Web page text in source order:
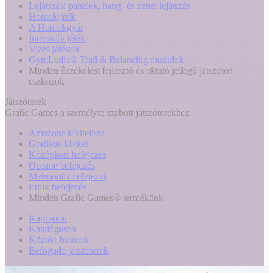
Lejátszási panelek, hang- és zenei lejátszás
Homokjáték
A Homokgyár
Interaktív játék
Vizes játékok
GymLudic® Trail & Balancing modulok
Minden Érzékelést fejlesztő és oktató jellegű játszótéri
eszközök
Játszóterek
Grafic Games a személyre szabott játszóterekhez
Amazone kivitelben
Grafikus kivitel
Középkori befejezés
Oceane befejezés
Metropolis befejezni
Etnik befejezés
Minden Grafic Games® termékünk
Kapcsolat
Katalógusok
Köztéri bútorok
Befogadó játszóterek